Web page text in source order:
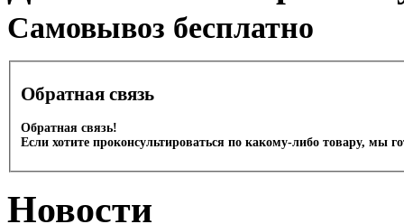
Cамовывоз бесплатно
Обратная связь
Обратная связь!
Если хотите проконсультироваться по какому-либо товару, мы
Новости